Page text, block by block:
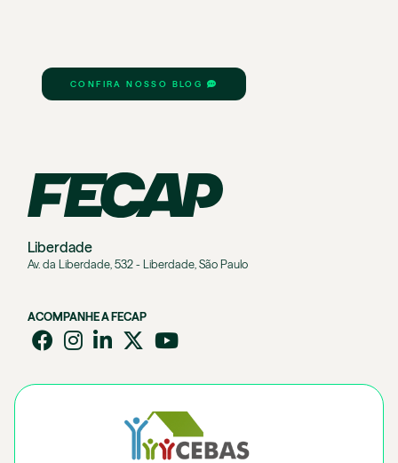
CONFIRA NOSSO BLOG
Liberdade
Av. da Liberdade, 532 - Liberdade, São Paulo
ACOMPANHE A FECAP